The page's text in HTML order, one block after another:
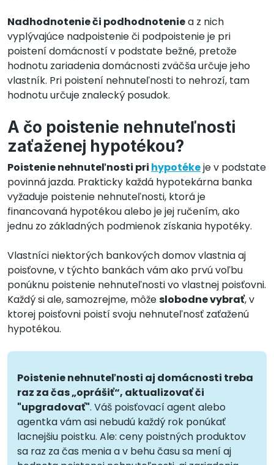
Nadhodnotenie či podhodnoteniea z nich
vyplývajúce nadpoistenie či podpoistenie je pri
poistení domácností v podstate bežné, pretože
hodnotu zariadenia domácnosti zväčša určuje jeho
vlastník. Pri poistení nehnuteľnosti to nehrozí, tam
hodnotu určuje znalecký posudok.
A čo poistenie nehnuteľnosti
zaťaženej hypotékou?
Poistenie nehnuteľnosti pri hypotékeje v podstate
povinná jazda. Prakticky každá hypotekárna banka
vyžaduje poistenie nehnuteľnosti, ktorá je
financovaná hypotékou alebo je jej ručením, ako
jednu zo základných podmienok získania hypotéky.
Vlastníci niektorých bankových domov vlastnia aj
poisťovne, v týchto bankách vám ako prvú voľbu
ponúknu poistenie nehnuteľnosti vo vlastnej poisťovni.
Každý si ale, samozrejme, môžeslobodne vybrať, v
ktorej poisťovni poistí svoju nehnuteľnosť zaťaženú
hypotékou.
Poistenie nehnuteľnosti aj domácnosti treba
raz za čas „oprášiť“, aktualizovať či
"upgradovať". Váš poisťovací agent alebo
agentka vám asi nebudú každý rok ponúkať
lacnejšiu poistku. Ale: ceny poistných produktov
sa raz za čas menia a v behu času sa mení aj